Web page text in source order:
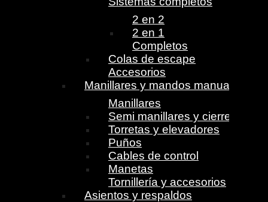
2 en 2
2 en 1
Completos
Colas de escape
Accesorios
Manillares y mandos manuales
Manillares
Semi manillares y cierres
Torretas y elevadores
Puños
Cables de control
Manetas
Tornillería y accesorios
Asientos y respaldos